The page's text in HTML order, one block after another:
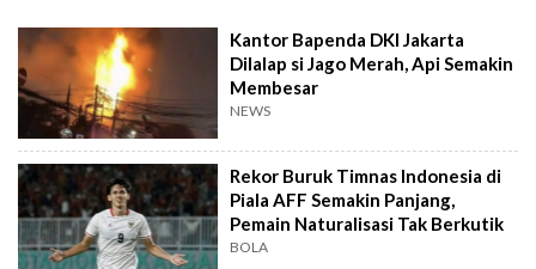
Kantor Bapenda DKI Jakarta
Dilalap si Jago Merah, Api Semakin
Membesar
NEWS
Rekor Buruk Timnas Indonesia di
Piala AFF Semakin Panjang,
Pemain Naturalisasi Tak Berkutik
BOLA